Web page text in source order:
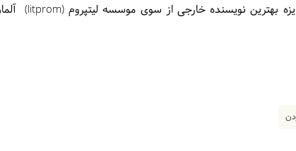
بهترین نویسنده خارجی از سوی موسسه لیتپروم ( litprom
)